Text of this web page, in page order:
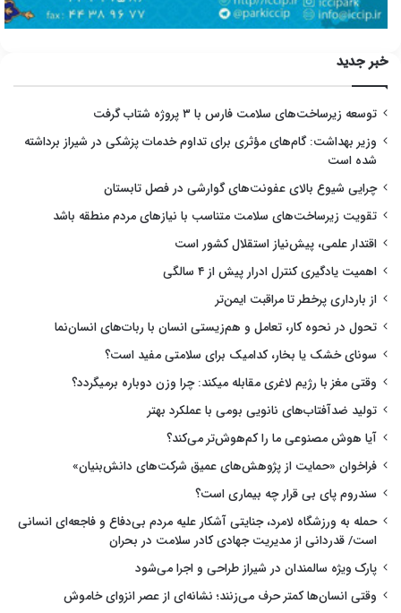
خبر جدید
توسعه زیرساخت‌های سلامت فارس با ۳ پروژه شتاب گرفت
وزیر بهداشت: گام‌های مؤثری برای تداوم خدمات پزشکی در شیراز برداشته
شده است
چرایی شیوع بالای عفونت‌های گوارشی در فصل تابستان
تقویت زیرساخت‌های سلامت متناسب با نیازهای مردم منطقه باشد
اقتدار علمی، پیش‌نیاز استقلال کشور است
اهمیت یادگیری کنترل ادرار پیش از ۴ سالگی
از بارداری پرخطر تا مراقبت ایمن‌تر
تحول در نحوه کار، تعامل و هم‌زیستی انسان با ربات‌های انسان‌نما
سونای خشک یا بخار، کدامیک برای سلامتی مفید است؟
وقتی مغز با رژیم لاغری مقابله میکند: چرا وزن دوباره برمیگردد؟
تولید ضدآفتاب‌های نانویی بومی با عملکرد بهتر
آیا هوش مصنوعی ما را کم‌هوش‌تر می‌کند؟
فراخوان «حمایت از پژوهش‌های عمیق شرکت‌های دانش‌بنیان»
سندروم پای بی قرار چه بیماری است؟
حمله به ورزشگاه لامرد، جنایتی آشکار علیه مردم بی‌دفاع و فاجعه‌ای انسانی
است/ قدردانی از مدیریت جهادی کادر سلامت در بحران
پارک ویژه سالمندان در شیراز طراحی و اجرا می‌شود
وقتی انسان‌ها کمتر حرف می‌زنند؛ نشانه‌ای از عصر انزوای خاموش